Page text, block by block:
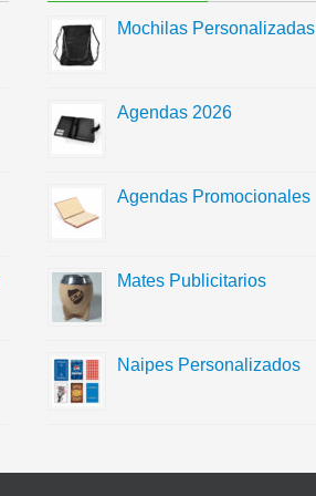
Mochilas Personalizadas
Agendas 2026
Agendas Promocionales
Mates Publicitarios
Naipes Personalizados